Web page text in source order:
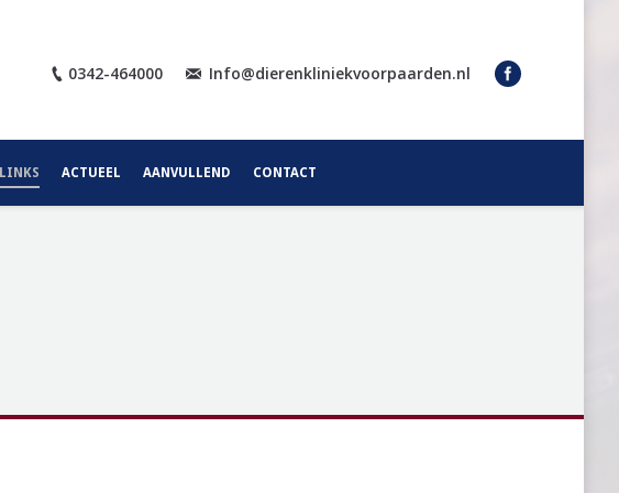
0342-464000 Info@dierenkliniekvoorpaarden.nl
LINKS ACTUEEL AANVULLEND CONTACT